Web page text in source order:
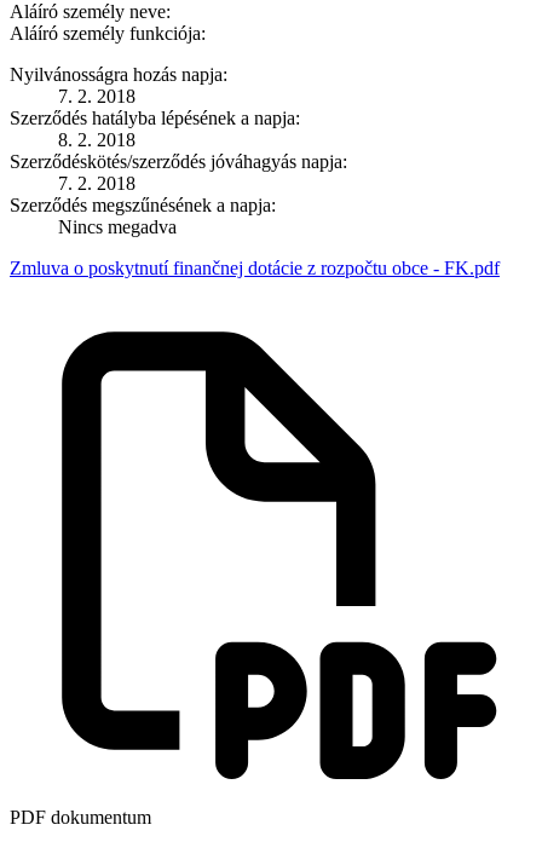
Aláíró személy neve:
Aláíró személy funkciója:
Nyilvánosságra hozás napja:
7. 2. 2018
Szerződés hatályba lépésének a napja:
8. 2. 2018
Szerződéskötés/szerződés jóváhagyás napja:
7. 2. 2018
Szerződés megszűnésének a napja:
Nincs megadva
Zmluva o poskytnutí finančnej dotácie z rozpočtu obce - FK.pdf
PDF dokumentum